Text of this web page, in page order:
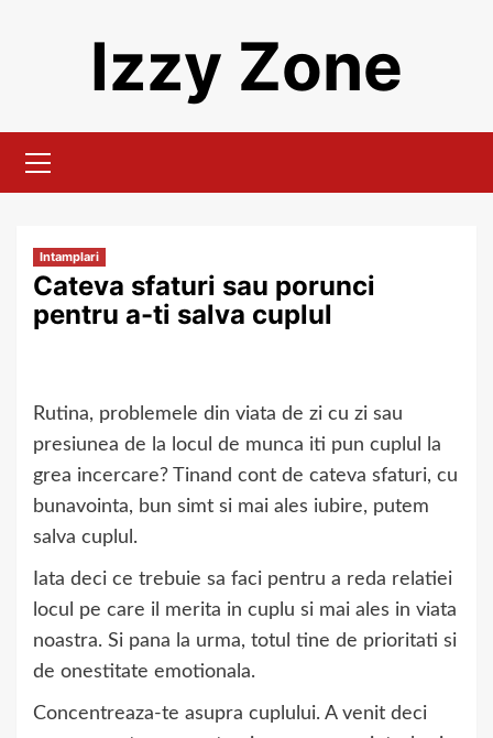
Izzy Zone
Menu
Intamplari
Cateva sfaturi sau porunci
pentru a-ti salva cuplul
Rutina, problemele din viata de zi cu zi sau
presiunea de la locul de munca iti pun cuplul la
grea incercare? Tinand cont de cateva sfaturi, cu
bunavointa, bun simt si mai ales iubire, putem
salva cuplul.
Iata deci ce trebuie sa faci pentru a reda relatiei
locul pe care il merita in cuplu si mai ales in viata
noastra. Si pana la urma, totul tine de prioritati si
de onestitate emotionala.
Concentreaza-te asupra cuplului. A venit deci